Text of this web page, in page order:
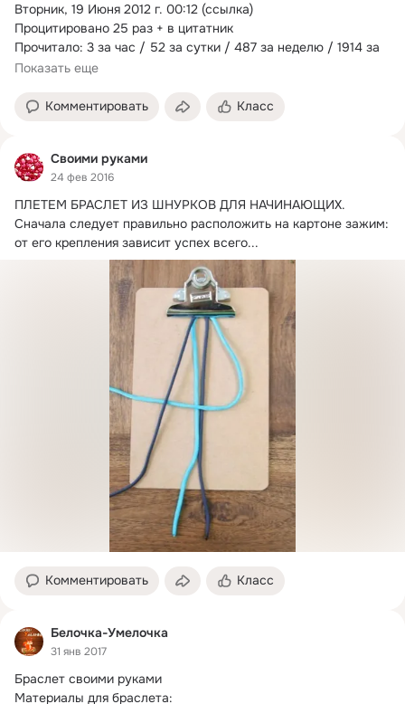
Вторник, 19 Июня 2012 г. 00:12 (ссылка)
Процитировано 25 раз + в цитатник
Прочитало: 3 за час / 52 за сутки / 487 за неделю / 1914 за
месяц
Показать еще
Комментировать Класс
Своими руками
24 фев 2016
ПЛЕТЕМ БРАСЛЕТ ИЗ ШНУРКОВ ДЛЯ НАЧИНАЮЩИХ.
Сначала следует правильно расположить на картоне зажим:
от его крепления зависит успех всего...
Комментировать Класс
Белочка-Умелочка
31 янв 2017
Браслет своими руками
Материалы для браслета: